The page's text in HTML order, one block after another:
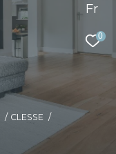
Fr
0
CLESSE